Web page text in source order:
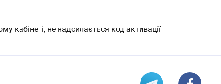
кабінеті, не надсилається код активації